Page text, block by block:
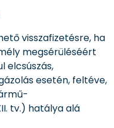
visszafizetésre, ha
megsérüléséért
elcsúszás,
esetén, feltéve,
tv.) hatálya alá